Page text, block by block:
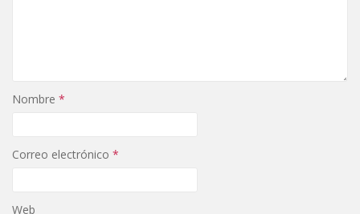
Nombre *
Correo electrónico *
Web